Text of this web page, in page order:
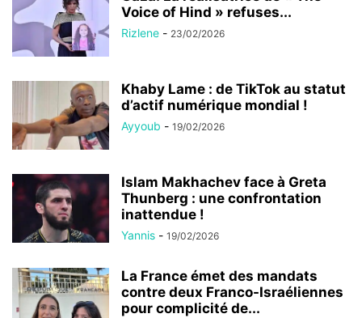
Voice of Hind » refuses...
Rizlene - 23/02/2026
Khaby Lame : de TikTok au statut
d’actif numérique mondial !
Ayyoub - 19/02/2026
Islam Makhachev face à Greta
Thunberg : une confrontation
inattendue !
Yannis - 19/02/2026
La France émet des mandats
contre deux Franco-Israéliennes
pour complicité de...